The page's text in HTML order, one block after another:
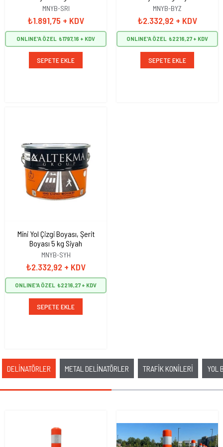
SEPETE EKLE SEPETE EKLE
Akordiyon Bariyer Sarı 255
x 97 cm
İLT7002
MNYB-SRI
₺1.891,75 + KDV
ONLINE'A ÖZEL ₺1797,16
SEPETE EKLE
MNYB-BYZ
₺2.332,92 + KDV
ONLINE'A ÖZEL ₺2216,27
SEPETE EKLE
Mini Yol Çizgi Boyası, Şerit
Boyası 5 kg Siyah
MNYB-SYH
₺2.332,92 + KDV
ONLINE'A ÖZEL ₺2216,27
SEPETE EKLE
Yeni Ürün Yeni Ürün
DELİNATÖRLER METAL DELİNATÖRLER TRAFİK KONİLERİ YOL